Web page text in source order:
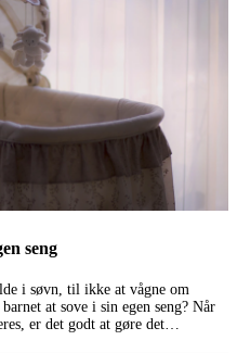
seng
i søvn, til ikke at vågne om
at sove i sin egen seng? Når
er det godt at gøre det…